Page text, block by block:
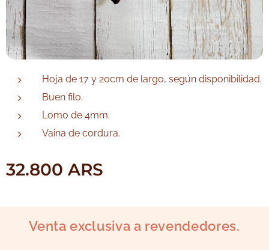
Hoja de 17 y 20cm de largo, según disponibilidad.
Buen filo.
Lomo de 4mm.
Vaina de cordura.
32.800 ARS
Venta exclusiva a revendedores.